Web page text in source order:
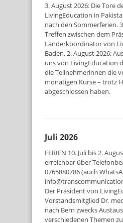
3. August 2026: Die Tore
LivingEducation in
nach den Sommerferien.
Treffen zwischen dem
Länderkoordinator von
Baden. 2. August 2026:
uns von LivingEducation
die Teilnehmerinnen die
monatigen Kurse – trotz
abgeschlossen haben.
Juli 2026
FERIEN 10. Juli bis 2.
erreichbar über
0765880786 (auch
Der Präsident von
Vorstandsmitglied Dr.
nach Bern zwecks
verschiedenen Themen